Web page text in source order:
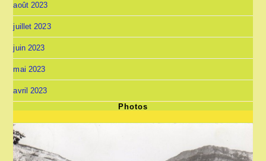
août 2023
juillet 2023
juin 2023
mai 2023
avril 2023
Photos